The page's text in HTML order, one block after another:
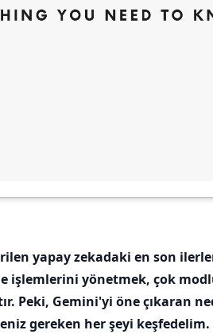
yapay zekadaki en son
işlemlerini yönetmek, çok
Peki, Gemini'yi öne çıkaran
gereken her şeyi keşfedelim.